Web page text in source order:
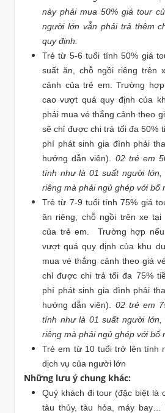
này phải mua 50% giá tour
người lớn vẫn phải trả thêm
quy định.
Trẻ từ 5-6 tuổi tính 50% giá
suất ăn, chỗ ngồi riêng trên
cảnh của trẻ em. Trường
cao vượt quá quy định của
phải mua vé thắng cảnh theo
sẽ chỉ được chi trả tối đa 50%
phí phát sinh gia đình phải
hướng dẫn viên). 02 trẻ em
tính như là 01 suất người lớn,
riêng mà phải ngủ ghép với bố
Trẻ từ 7-9 tuổi tính 75% giá
ăn riêng, chỗ ngồi trên xe tại
của trẻ em. Trường hợp
vượt quá quy định của khu
mua vé thắng cảnh theo giá
chỉ được chi trả tối đa 75%
phí phát sinh gia đình phải
hướng dẫn viên). 02 trẻ em
tính như là 01 suất người lớn,
riêng mà phải ngủ ghép với bố
Trẻ em từ 10 tuổi trở lên tính
dịch vụ của người lớn
Những lưu ý chung khác:
Quý khách đi tour (đặc biệt là
tàu thủy, tàu hỏa, máy bay…